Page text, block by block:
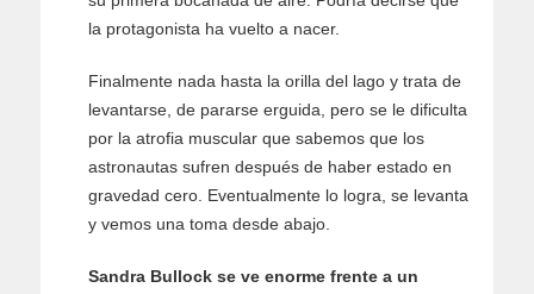
la protagonista ha vuelto a nacer.
Finalmente nada hasta la orilla del lago y trata de
levantarse, de pararse erguida, pero se le dificulta
por la atrofia muscular que sabemos que los
astronautas sufren después de haber estado en
gravedad cero. Eventualmente lo logra, se levanta
y vemos una toma desde abajo.
Sandra Bullock se ve enorme frente a un